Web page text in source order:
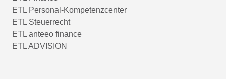
ETL Personal-Kompetenzcenter
ETL Steuerrecht
ETL anteeo finance
ETL ADVISION